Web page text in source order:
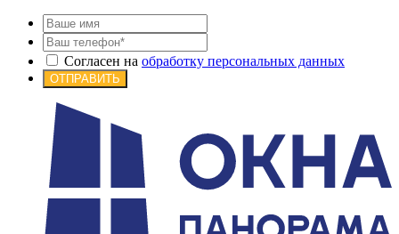
Согласен на обработку персональных данных
ОТПРАВИТЬ